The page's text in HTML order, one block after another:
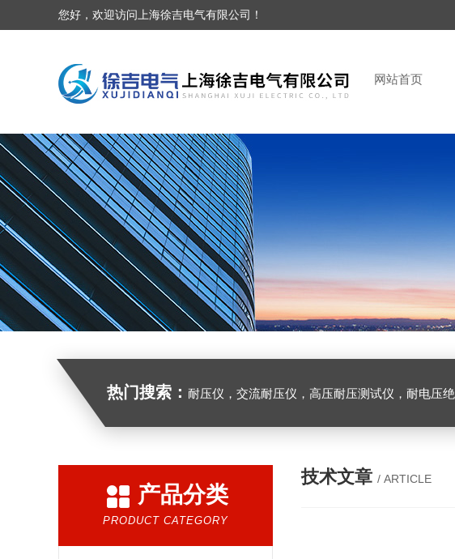
您好，欢迎访问上海徐吉电气有限公司！
网站首页
热门搜索： 耐压仪，交流耐压仪，高压耐压测试仪，耐电压
产品分类
PRODUCT CATEGORY
技术文章 / ARTICLE